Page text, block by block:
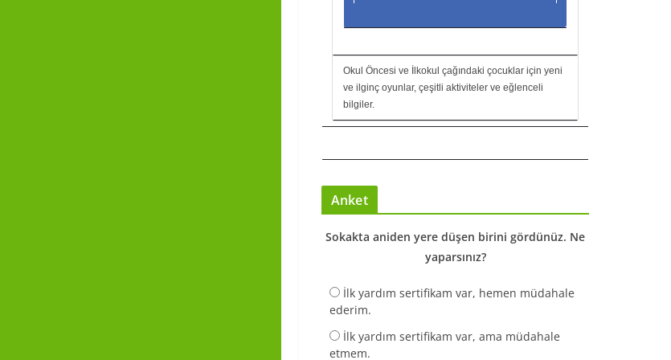
Okul Öncesi ve İlkokul çağındaki çocuklar için yeni
ve ilginç oyunlar, çeşitli aktiviteler ve eğlenceli
bilgiler.
Anket
Sokakta aniden yere düşen birini gördünüz. Ne
yaparsınız?
İlk yardım sertifikam var, hemen müdahale
ederim.
İlk yardım sertifikam var, ama müdahale
etmem.